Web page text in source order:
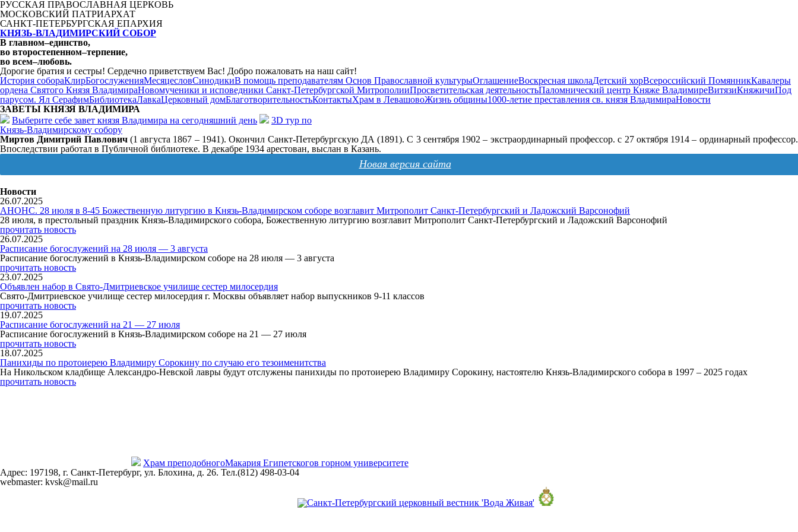
РУССКАЯ ПРАВОСЛАВНАЯ ЦЕРКОВЬ
МОСКОВСКИЙ ПАТРИАРХАТ
САНКТ-ПЕТЕРБУРГСКАЯ ЕПАРХИЯ
КНЯЗЬ-ВЛАДИМИРСКИЙ СОБОР
В главном–единство,
во второстепенном–терпение,
во всем–любовь.
Дорогие братия и сестры! Сердечно приветствуем Вас! Добро пожаловать на наш сайт!
История собораКлирБогослуженияМесяцесловСинодикиВ помощь преподавателям Основ Православной культурыОглашениеВоскресная школаДетский хорВсероссийский ПомянникКавалеры
ордена Святого Князя ВладимираНовомученики и исповедники Санкт-Петербургской МитрополииПросветительская деятельностьПаломнический центр Княже ВладимиреВитязиКняжичиПод
парусом. Ял СерафимБиблиотекаЛавкаЦерковный домБлаготворительностьКонтактыХрам в ЛевашовоЖизнь общины1000-летие преставления св. князя ВладимираНовости
ЗАВЕТЫ КНЯЗЯ ВЛАДИМИРА
Выберите себе завет князя Владимира на сегодняшний день
3D тур по
Князь-Владимирскому собору
Миртов Димитрий Павлович(1 августа 1867 – 1941). Окончил Санкт-Петербургскую ДА (1891). С 3 сентября 1902 – экстраординарный профессор. с 27 октября 1914 – ординарный профессор.
Впоследствии работал в Публичной библиотеке. В декабре 1934 арестован, выслан в Казань.
Новая версия сайта
Новости
26.07.2025
АНОНС. 28 июля в 8-45 Божественную литургию в Князь-Владимирском соборе возглавит Митрополит Санкт-Петербургский и Ладожский Варсонофий
28 июля, в престольный праздник Князь-Владимирского собора, Божественную литургию возглавит Митрополит Санкт-Петербургский и Ладожский Варсонофий
прочитать новость
26.07.2025
Расписание богослужений на 28 июля — 3 августа
Расписание богослужений в Князь-Владимирском соборе на 28 июля — 3 августа
прочитать новость
23.07.2025
Объявлен набор в Свято-Дмитриевское училище сестер милосердия
Свято-Дмитриевское училище сестер милосердия г. Москвы объявляет набор выпускников 9-11 классов
прочитать новость
19.07.2025
Расписание богослужений на 21 — 27 июля
Расписание богослужений в Князь-Владимирском соборе на 21 — 27 июля
прочитать новость
18.07.2025
Панихиды по протоиерею Владимиру Сорокину по случаю его тезоименитства
На Никольском кладбище Александро-Невской лавры будут отслужены панихиды по протоиерею Владимиру Сорокину, настоятелю Князь-Владимирского собора в 1997 – 2025 годах
прочитать новость
Храм преподобногоМакария Египетскогов горном университете
Адрес: 197198, г. Санкт-Петербург, ул. Блохина, д. 26. Тел.(812) 498-03-04
webmaster: kvsk@mail.ru